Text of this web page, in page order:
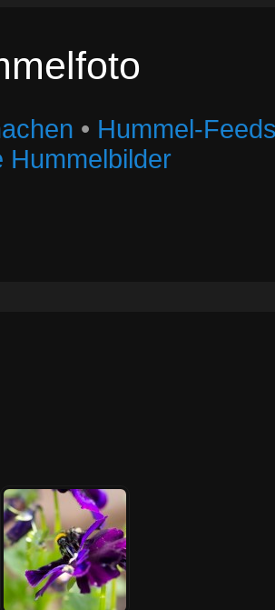
• Hummel-
Hummelbilder